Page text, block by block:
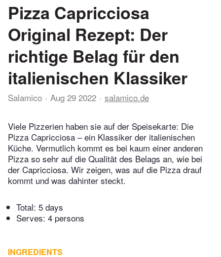
Pizza Capricciosa
Original Rezept: Der
richtige Belag für den
italienischen Klassiker
Salamico Aug 29 2022 salamico.de
Viele Pizzerien haben sie auf der Speisekarte: Die
Pizza Capricciosa – ein Klassiker der italienischen
Küche. Vermutlich kommt es bei kaum einer anderen
Pizza so sehr auf die Qualität des Belags an, wie bei
der Capricciosa. Wir zeigen, was auf die Pizza drauf
kommt und was dahinter steckt.
Total: 5 days
Serves: 4 persons
INGREDIENTS